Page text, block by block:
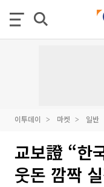
이투데이 마켓 일반
교보證 “한
웃돈 깜짝